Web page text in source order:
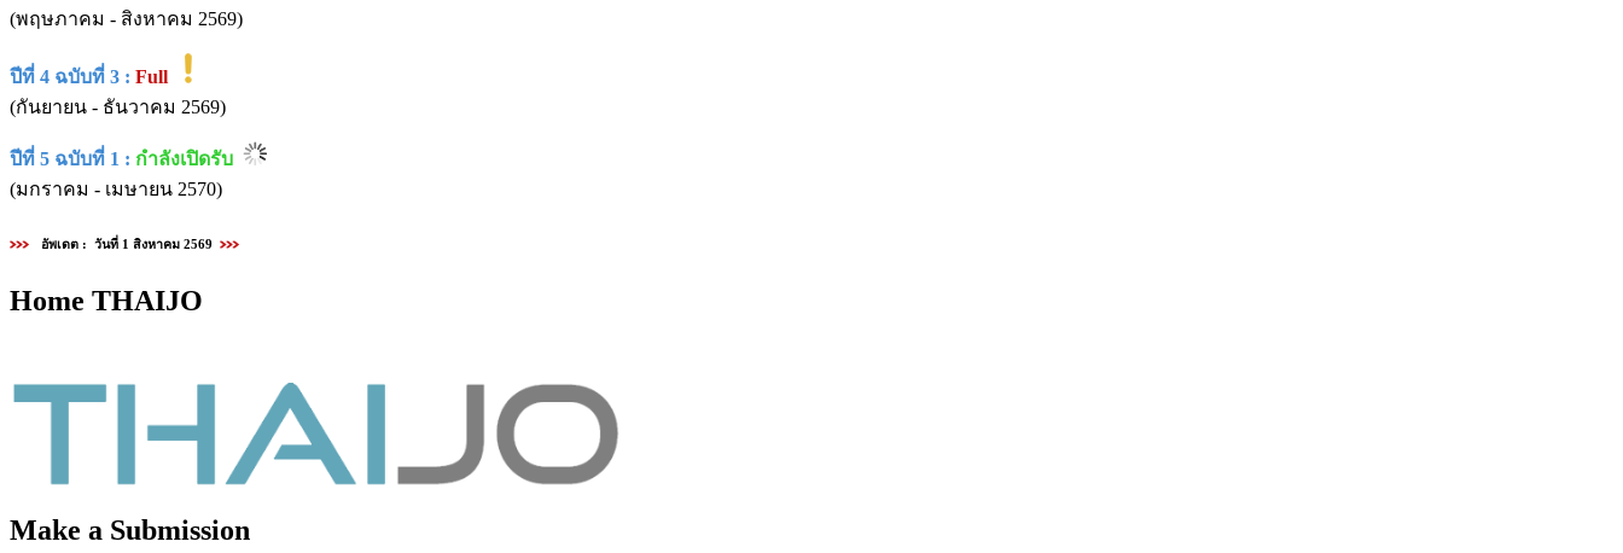
(พฤษภาคม - สิงหาคม 2569)
ปีที่ 4 ฉบับที่ 3 : Full
(กันยายน - ธันวาคม 2569)
ปีที่ 5 ฉบับที่ 1 : กำลังเปิดรับ
(มกราคม - เมษายน 2570)
อัพเดต : วันที่ 1 สิงหาคม 2569
Home THAIJO
Make a Submission